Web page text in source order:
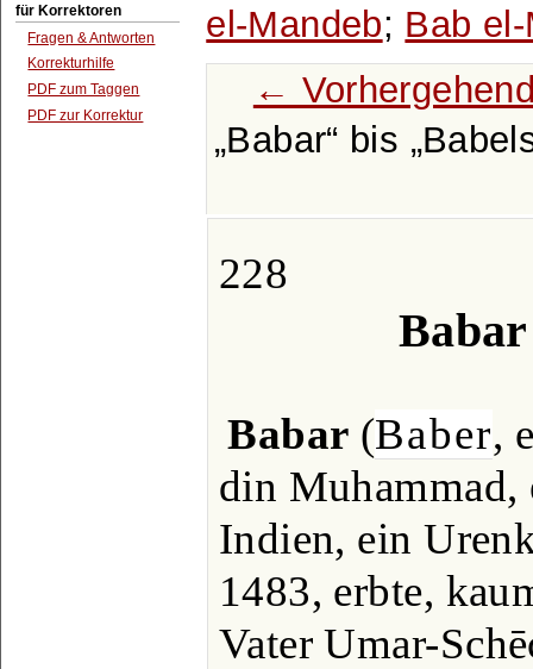
für Korrektoren
Fragen & Antworten
Korrekturhilfe
PDF zum Taggen
PDF zur Korrektur
el-Mandeb; Bab
←
Babar
bis
228
Babar (Baber,
din
Indien, ein
1483, erbte,
Vater Umar-